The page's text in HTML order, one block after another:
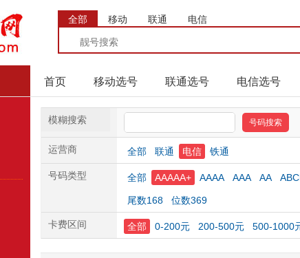
全部 移动 联通 电信
首页 移动选号 联通选号 电信选号
模糊搜索
运营商 全部 联通 电信 铁通
号码类型 全部 AAAAA+ AAAA AAA AA
尾数168 位数369
卡费区间 全部 0-200元 200-500元 500-1000